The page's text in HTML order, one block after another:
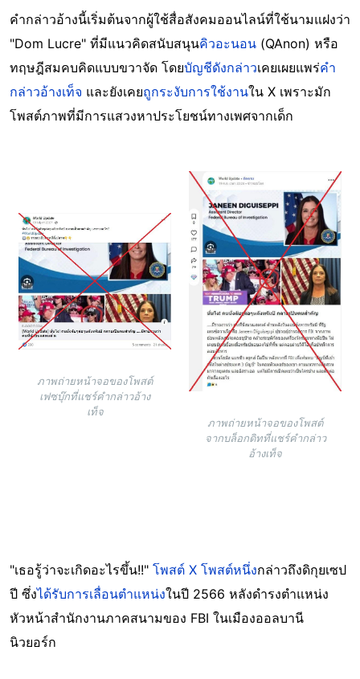
คำกล่าวอ้างนี้เริ่มต้นจากผู้ใช้สื่อสังคมออนไลน์ที่ใช้นามแฝงว่า
"Dom Lucre" ที่มีแนวคิดสนับสนุนคิวอะนอน (QAnon) หรือ
ทฤษฎีสมคบคิดแบบขวาจัด โดยบัญชีดังกล่าวเคยเผยแพร่คำ
กล่าวอ้างเท็จ และยังเคยถูกระงับการใช้งานใน X เพราะมัก
โพสต์ภาพที่มีการแสวงหาประโยชน์ทางเพศจากเด็ก
Image
ภาพถ่ายหน้าจอของโพสต์
เฟซบุ๊กที่แชร์คำกล่าวอ้าง
เท็จ
Image
ภาพถ่ายหน้าจอของโพสต์
จากบล็อกดิทที่แชร์คำกล่าว
อ้างเท็จ
"เธอรู้ว่าจะเกิดอะไรขึ้น!!" โพสต์ X โพสต์หนึ่งกล่าวถึงดิกุยเซป
ปี ซึ่งได้รับการเลื่อนตำแหน่งในปี 2566 หลังดำรงตำแหน่ง
หัวหน้าสำนักงานภาคสนามของ FBI ในเมืองออลบานี
นิวยอร์ก